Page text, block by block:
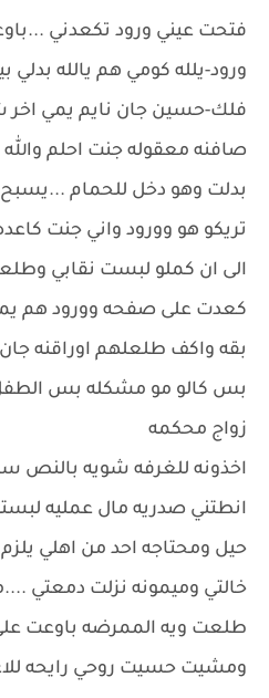
فتحت عيني ورود تكعدني
ورود-يلله كومي هم يالله
فلك-حسين جان نايم يمي
صافنه معقوله جنت احلم
بدلت وهو دخل للحمام ...يسبح
تريكو هو وورود واني جنت
الى ان كملو لبست نقابي
كعدت على صفحه وورود هم
بقه واكف طلعلهم اوراقنه
بس كالو مو مشكله بس
زواج محكمه
اخذونه للغرفه شويه بالنص
انطتني صدريه مال عمليه
حيل ومحتاجه احد من اهلي
خالتي وميمونه نزلت دمعتي
طلعت ويه الممرضه باوعت
ومشيت حسيت روحي رايحه